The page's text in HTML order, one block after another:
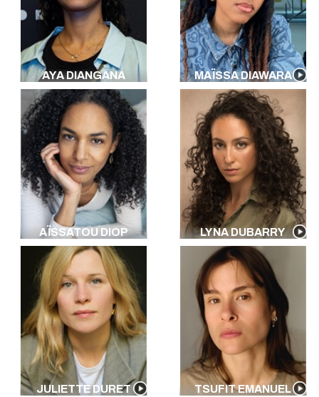
AYA DIANGANA MAÏSSA DIAWARA
AÏSSATOU DIOP LYNA DUBARRY
JULIETTE DURET TSUFIT EMANUEL